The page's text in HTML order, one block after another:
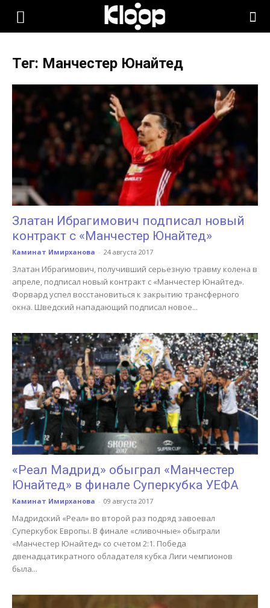
KLOOP.KG
Новости
Кыргызстана
Тег: Манчестер Юнайтед
Златан Ибрагимович подписал новый
контракт с «Манчестер Юнайтед»
Каминат Имирханова - 24 августа 2017
Златан Ибрагимович, получивший серьезную травму колена в
апреле, подписал новый контракт с «Манчестер Юнайтед».
Форвард успел восстановиться к закрытию трансферного
окна. Шведский нападающий подписал новое...
«Реал Мадрид» обыграл «Манчестер
Юнайтед» в финале Суперкубка УЕФА
Каминат Имирханова - 09 августа 2017
Мадридский «Реал» во второй раз подряд завоевал
Суперкубок Европы. В финале «сливочные» обыграли
«Манчестер Юнайтед» со счетом 2:1. Победа
двенадцатикратного обладателя кубка Лиги чемпионов
была...